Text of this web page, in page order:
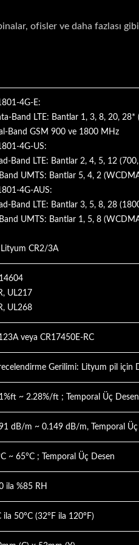
ofisler ve daha fazlası
4G-E:
Band LTE: Bantlar 1, 3, 8, 20,
Band GSM 900 ve 1800 MHz
4G-US:
Band LTE: Bantlar 2, 4, 5, 12
Band UMTS: Bantlar 5, 4, 2
4G-AUS:
Band LTE: Bantlar 3, 5, 8, 28
Band UMTS: Bantlar 1, 5, 8
Lityum CR2/3A
UL217
UL268
veya CR17450E-RC
Gerilimi: Lityum pil için
~ 2.28%/ft ; Temporal Üç Desen
dB/m ~ 0.149 dB/m, Temporal Üç
~ 65°C ; Temporal Üç Desen
ila %85 RH
ila 50°C (32°F ila 120°F)